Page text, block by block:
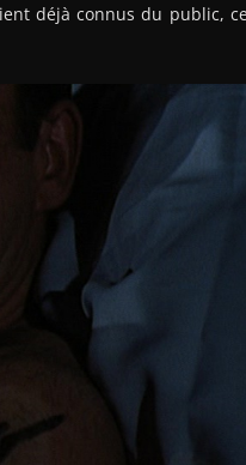
déjà connus du public,